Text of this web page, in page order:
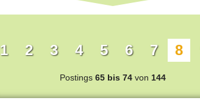
1 2 3 4 5 6 7 8
Postings 65 bis 74 von 144